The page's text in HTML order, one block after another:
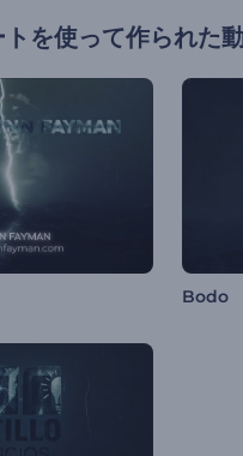
を使って作られた
Bodo